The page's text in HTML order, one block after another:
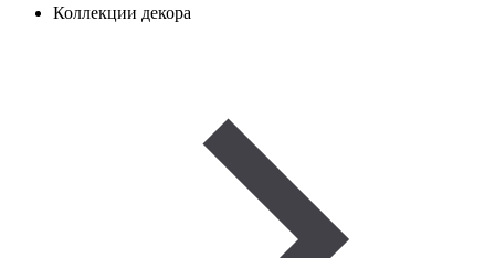
Коллекции декора